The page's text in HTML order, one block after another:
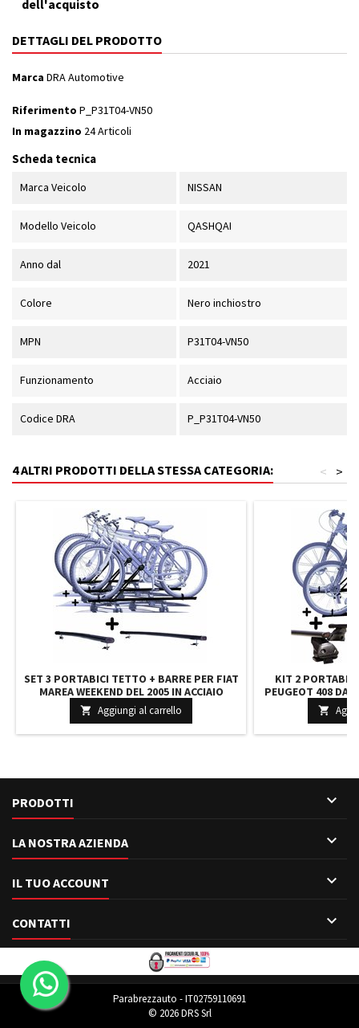
dell'acquisto
DETTAGLI DEL PRODOTTO
Marca DRA Automotive
Riferimento P_P31T04-VN50
In magazzino 24 Articoli
Scheda tecnica
Marca Veicolo NISSAN
Modello Veicolo QASHQAI
Anno dal 2021
Colore Nero inchiostro
MPN P31T04-VN50
Funzionamento Acciaio
Codice DRA P_P31T04-VN50
4 ALTRI PRODOTTI DELLA STESSA CATEGORIA: >
<
SET 3 PORTABICI TETTO + BARRE PER FIAT
MAREA WEEKEND DEL 2005 IN ACCIAIO
ROBUSTI BARRE 122 CM + KIT ATTACCHI
MONTAGGIO FACILE
 Aggiungi al carrello
KIT 2
PEUGEOT 408
CON CHIAVI

PRODOTTI 
LA NOSTRA AZIENDA 
IL TUO ACCOUNT 
CONTATTI 
Parabrezzauto - IT02759110691
© 2026 DRS Srl